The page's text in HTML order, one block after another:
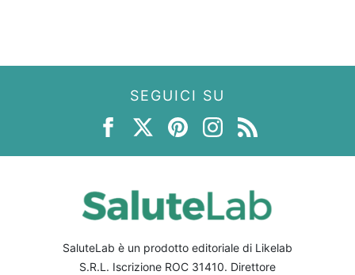
SEGUICI SU
SaluteLab è un prodotto editoriale di Likelab
S.R.L. Iscrizione ROC 31410. Direttore